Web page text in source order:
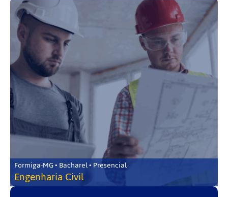
Formiga-MG • Bacharel • Presencial
Engenharia Civil